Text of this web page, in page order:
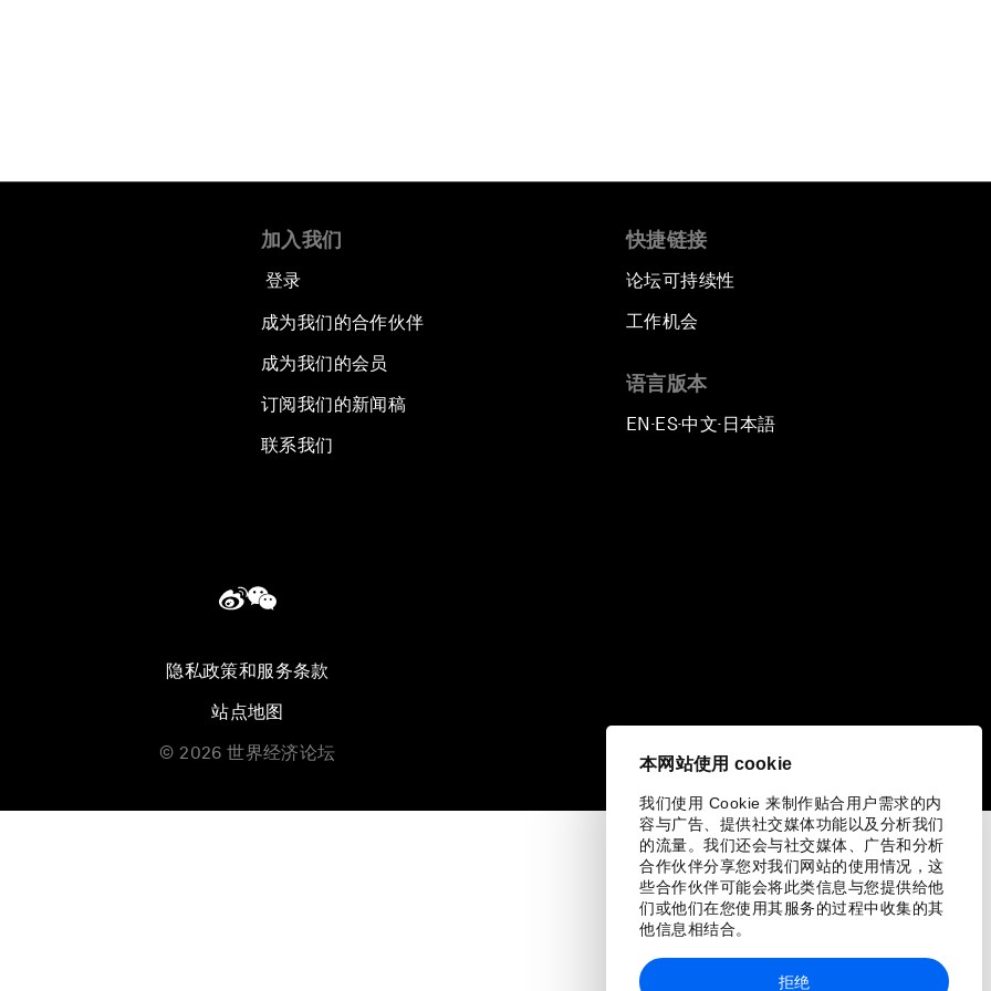
本网站使用 cookie
我们使用 Cookie 来制作贴合用户需求的内
容与广告、提供社交媒体功能以及分析我们
的流量。我们还会与社交媒体、广告和分析
合作伙伴分享您对我们网站的使用情况，这
些合作伙伴可能会将此类信息与您提供给他
们或他们在您使用其服务的过程中收集的其
他信息相结合。
拒绝
加入我们
登录
成为我们的合作伙伴
成为我们的会员
订阅我们的新闻稿
联系我们
快捷链接
论坛可持续性
工作机会
语言版本
EN ▪ES▪中文▪ 日本語
隐私政策和服务条款
站点地图
© 2026 世界经济论坛